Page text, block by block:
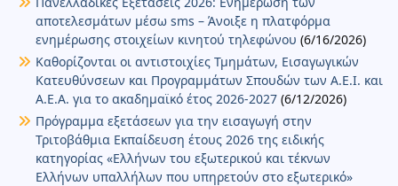
αποτελεσμάτων μέσω sms – Άνοιξε η πλατφόρμα
ενημέρωσης στοιχείων κινητού τηλεφώνου (6/16/2026)
Καθορίζονται οι αντιστοιχίες Τμημάτων, Εισαγωγικών
Κατευθύνσεων και Προγραμμάτων Σπουδών των Α.Ε.Ι. και
Α.Ε.Α. για το ακαδημαϊκό έτος 2026-2027 (6/12/2026)
Πρόγραμμα εξετάσεων για την εισαγωγή στην
Τριτοβάθμια Εκπαίδευση έτους 2026 της ειδικής
κατηγορίας «Ελλήνων του εξωτερικού και τέκνων
Ελλήνων υπαλλήλων που υπηρετούν στο εξωτερικό»